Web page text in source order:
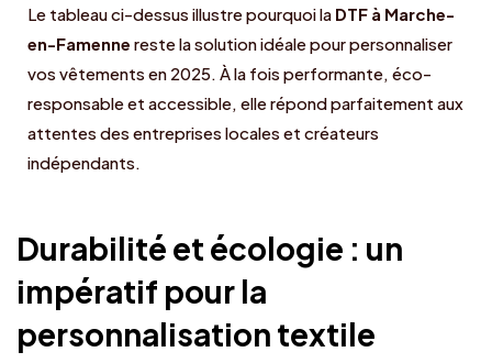
Le tableau ci-dessus illustre pourquoi la DTF à Marche-
en-Famenne reste la solution idéale pour personnaliser
vos vêtements en 2025. À la fois performante, éco-
responsable et accessible, elle répond parfaitement aux
attentes des entreprises locales et créateurs
indépendants.
Durabilité et écologie : un
impératif pour la
personnalisation textile